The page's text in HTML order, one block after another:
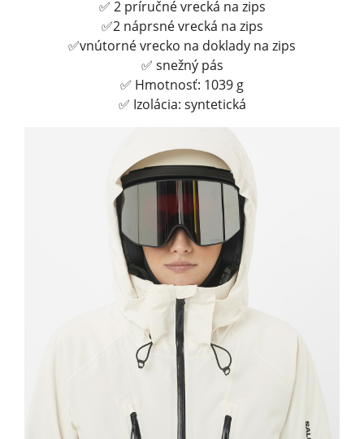
✅ 2 príručné vrecká na zips
✅2 náprsné vrecká na zips
✅vnútorné vrecko na doklady na zips
✅ snežný pás
✅ Hmotnosť: 1039 g
✅ Izolácia: syntetická